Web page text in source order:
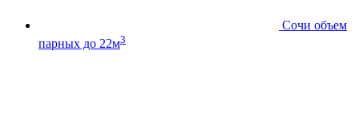
Сочи объем
парных до 22м3